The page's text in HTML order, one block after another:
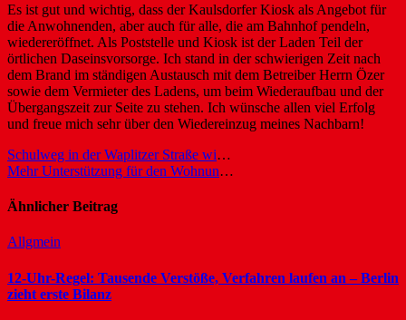
Es ist gut und wichtig, dass der Kaulsdorfer Kiosk als Angebot für
die Anwohnenden, aber auch für alle, die am Bahnhof pendeln,
wiedereröffnet. Als Poststelle und Kiosk ist der Laden Teil der
örtlichen Daseinsvorsorge. Ich stand in der schwierigen Zeit nach
dem Brand im ständigen Austausch mit dem Betreiber Herrn Özer
sowie dem Vermieter des Ladens, um beim Wiederaufbau und der
Übergangszeit zur Seite zu stehen. Ich wünsche allen viel Erfolg
und freue mich sehr über den Wiedereinzug meines Nachbarn!
Beitragsnavigation
Schulweg in der Waplitzer Straße wird sicherer
Mehr Unterstützung für den Wohnungsbau im Bezirk!
Ähnlicher Beitrag
Allgmein
12-Uhr-Regel: Tausende Verstöße, Verfahren laufen an – Berlin
zieht erste Bilanz